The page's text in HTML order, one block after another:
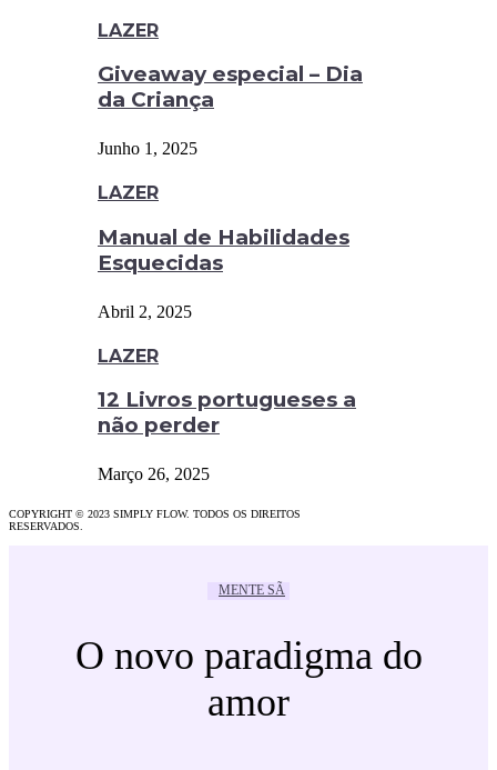
LAZER
Giveaway especial – Dia
da Criança
Junho 1, 2025
LAZER
Manual de Habilidades
Esquecidas
Abril 2, 2025
LAZER
12 Livros portugueses a
não perder
Março 26, 2025
COPYRIGHT © 2023 SIMPLY FLOW. TODOS OS DIREITOS
RESERVADOS.
MENTE SÃ
O novo paradigma do
amor